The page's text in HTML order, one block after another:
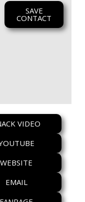
SAVE
CONTACT
VIDEO
WEBSITE
EMAIL